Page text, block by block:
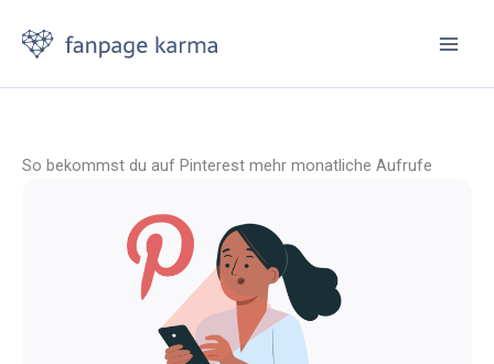
Inhalt
springen
So bekommst du auf Pinterest mehr monatliche Aufrufe